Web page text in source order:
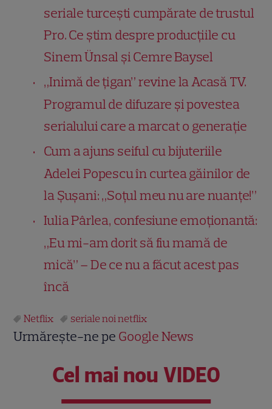
seriale turcești cumpărate de trustul
Pro. Ce știm despre producțiile cu
Sinem Ünsal și Cemre Baysel
„Inimă de țigan” revine la Acasă TV.
Programul de difuzare și povestea
serialului care a marcat o generație
Cum a ajuns seiful cu bijuteriile
Adelei Popescu în curtea găinilor de
la Șușani: „Soțul meu nu are nuanțe!”
Iulia Pârlea, confesiune emoționantă:
„Eu mi-am dorit să fiu mamă de
mică” – De ce nu a făcut acest pas
încă
Netflix seriale noi netflix
Urmărește-ne pe Google News
Cel mai nou VIDEO